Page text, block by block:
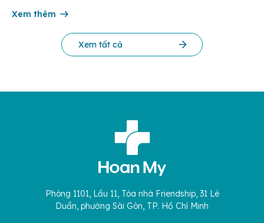
Xem thêm
Xem tất cả
Phòng 1101, Lầu 11, Tòa nhà Friendship, 31 Lê
Duẩn, phường Sài Gòn, TP. Hồ Chí Minh